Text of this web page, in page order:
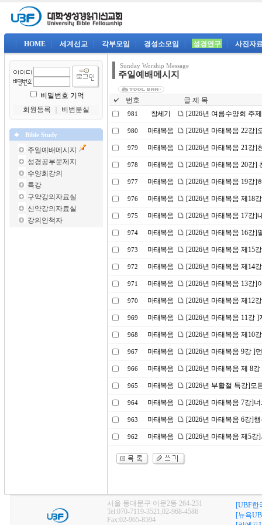
HOME 세계선교 각부모임 경성소모임 성경연구 사진자
비밀번호 기억
회원등록
비번분실
Bible Study
주일예배메시지
성경공부문제지
수양회강의
특강
구약강의자료실
신약강의자료실
강의안책자
Sunday Worship Message
주일예배메시지
번호 글 제 목
981 창세기 [2026년 여름수양회 주
980 마태복음 [2026년 마태복음 22강]
979 마태복음 [2026년 마태복음 21강]
978 마태복음 [2026년 마태복음 20강]
977 마태복음 [2026년 마태복음 19강]
976 마태복음 [2026년 마태복음 제18
975 마태복음 [2026년 마태복음 17강]
974 마태복음 [2026년 마태복음 16강]
973 마태복음 [2026년 마태복음 제15
972 마태복음 [2026년 마태복음 제14
971 마태복음 [2026년 마태복음 13강]
970 마태복음 [2026년 마태복음 제12
969 마태복음 [2026년 마태복음 11강
968 마태복음 [2026년 마태복음 제10
967 마태복음 [2026년 마태복음 9강 ]
966 마태복음 [2026년 마태복음 제 8
965 마태복음 [2026년 부활절 특강]모
964 마태복음 [2026년 마태복음 7강]
963 마태복음 [2026년 마태복음 6강]
962 마태복음 [2026년 마태복음 제5
서울 동대문구 이문2동 264-231
Tel:070-7119-3521,02-968-4586
Fax:02-965-8594
[UBF한
[뉴욕